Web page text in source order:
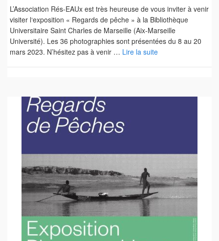
L’Association Rés-EAUx est très heureuse de vous inviter à venir
visiter l‘exposition « Regards de pêche » à la Bibliothèque
Universitaire Saint Charles de Marseille (Aix-Marseille
Université). Les 36 photographies sont présentées du 8 au 20
mars 2023. N’hésitez pas à venir … Lire la suite